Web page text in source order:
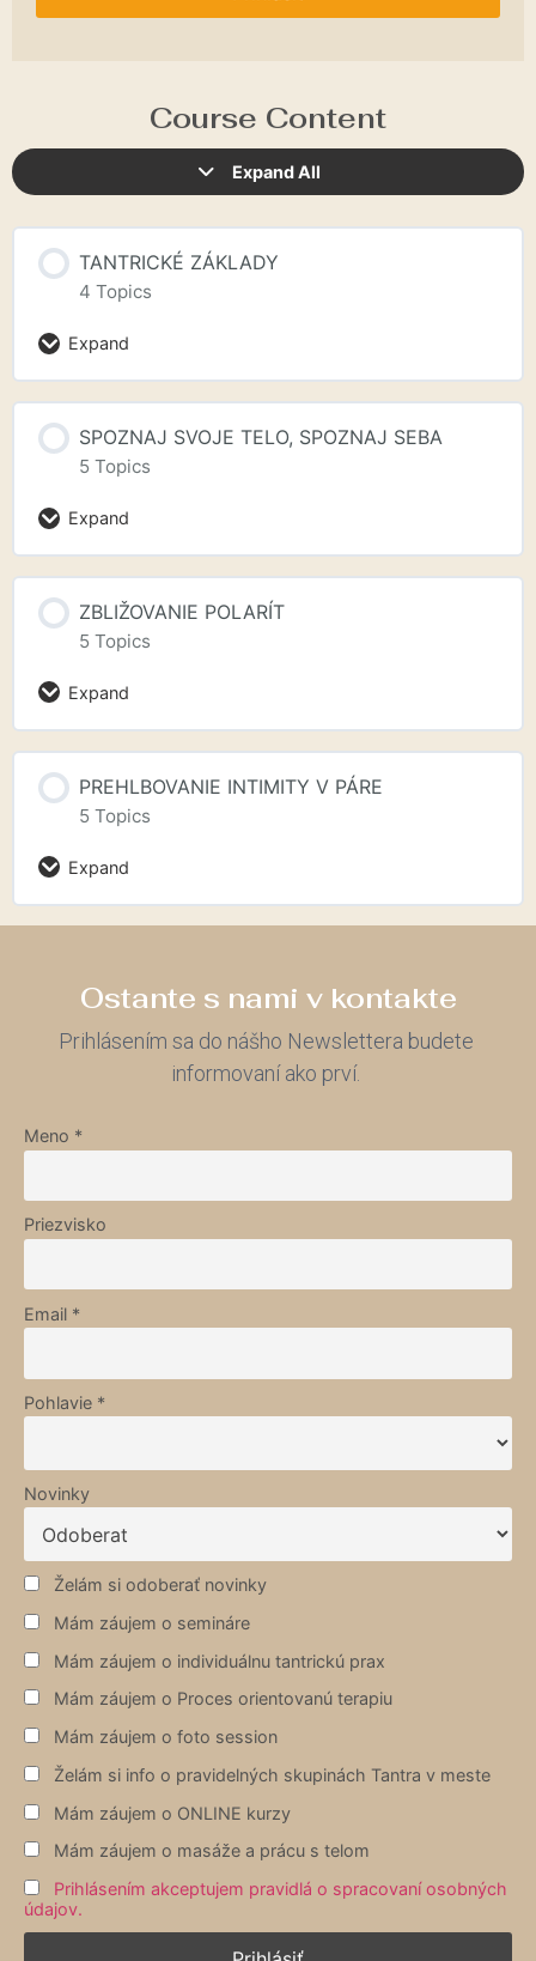
Course Content
Expand All
TANTRICKÉ ZÁKLADY
4 Topics
Expand
SPOZNAJ SVOJE TELO, SPOZNAJ SEBA
5 Topics
Expand
ZBLIŽOVANIE POLARÍT
5 Topics
Expand
PREHLBOVANIE INTIMITY V PÁRE
5 Topics
Expand
Ostante s nami v kontakte
Prihlásením sa do nášho Newslettera budete
informovaní ako prví.
Meno *
Priezvisko
Email *
Pohlavie *
Novinky
Želám si odoberať novinky
Mám záujem o semináre
Mám záujem o individuálnu tantrickú prax
Mám záujem o Proces orientovanú terapiu
Mám záujem o foto session
Želám si info o pravidelných skupinách Tantra v meste
Mám záujem o ONLINE kurzy
Mám záujem o masáže a prácu s telom
Prihlásením akceptujem pravidlá o spracovaní osobných
údajov.